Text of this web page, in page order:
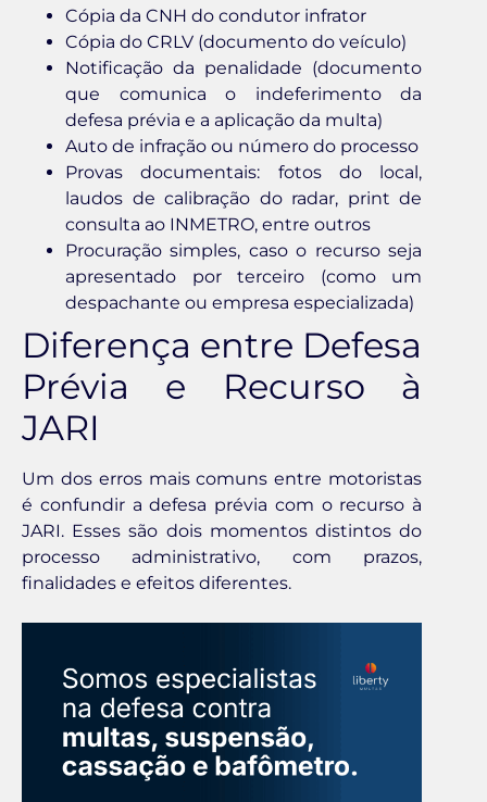
Cópia da CNH do condutor infrator
Cópia do CRLV (documento do veículo)
Notificação da penalidade (documento
que comunica o indeferimento da
defesa prévia e a aplicação da multa)
Auto de infração ou número do processo
Provas documentais: fotos do local,
laudos de calibração do radar, print de
consulta ao INMETRO, entre outros
Procuração simples, caso o recurso seja
apresentado por terceiro (como um
despachante ou empresa especializada)
Diferença entre Defesa
Prévia e Recurso à
JARI
Um dos erros mais comuns entre motoristas
é confundir a defesa prévia com o recurso à
JARI. Esses são dois momentos distintos do
processo administrativo, com prazos,
finalidades e efeitos diferentes.